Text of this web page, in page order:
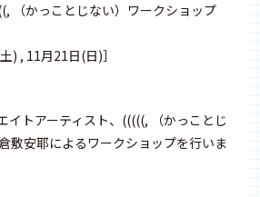
（かっことじない）ワークショップ
) , 11月21日(日)］
イトアーティスト、(((((, （かっことじ
敷安耶によるワークショップを行いま